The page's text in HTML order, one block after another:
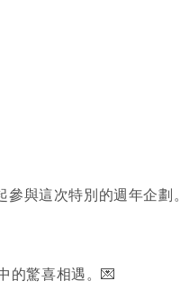
與這次特別的週年企劃。
的驚喜相遇。💌